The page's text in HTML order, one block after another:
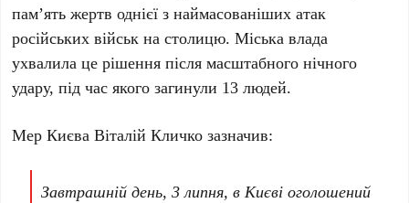
пам’ять жертв однієї з наймасованіших атак
російських військ на столицю. Міська влада
ухвалила це рішення після масштабного нічного
удару, під час якого загинули 13 людей.
Мер КиєваВіталій Кличко зазначив:
Завтрашній день, 3 липня, в Києві оголошений